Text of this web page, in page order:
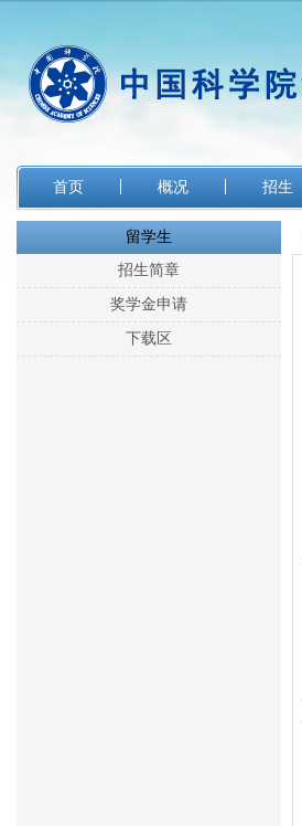
首页 概况 招生
留学生
招生简章
奖学金申请
下载区